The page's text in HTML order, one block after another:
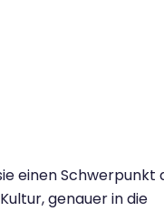
einen Schwerpunkt
genauer in die